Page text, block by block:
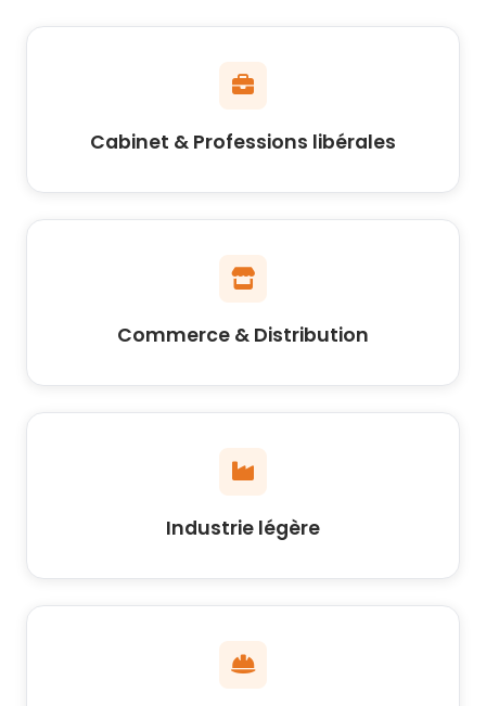
Cabinet & Professions libérales
Commerce & Distribution
Industrie légère